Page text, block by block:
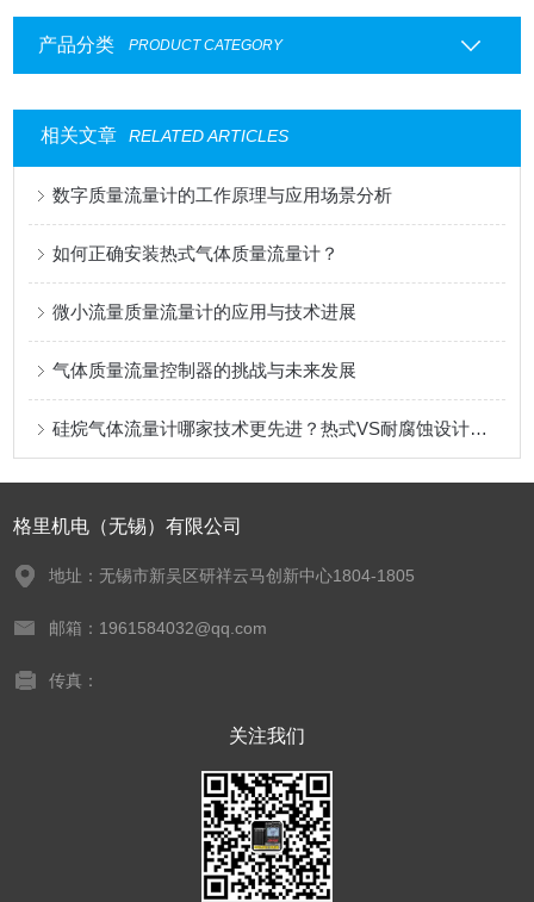
产品分类 PRODUCT CATEGORY
相关文章 RELATED ARTICLES
数字质量流量计的工作原理与应用场景分析
如何正确安装热式气体质量流量计？
微小流量质量流量计的应用与技术进展
气体质量流量控制器的挑战与未来发展
硅烷气体流量计哪家技术更先进？热式VS耐腐蚀设计，国产厂家能否打破进口垄断？
格里机电（无锡）有限公司
地址：无锡市新吴区研祥云马创新中心1804-1805
邮箱：1961584032@qq.com
传真：
关注我们